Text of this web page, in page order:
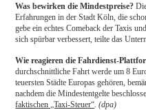
Was bewirken die Mindestpreise?
Erfahrungen in der Stadt Köln, die
gebe ein echtes Comeback der Taxis
sich spürbar verbessert, teilte das
Wie reagieren die Fahrdienst-
durchschnittliche Fahrt werde um 8
teuersten Städte Europas gehören,
nachdem die Mindestentgelte
faktischen „Taxi-Steuer“ .(dpa)